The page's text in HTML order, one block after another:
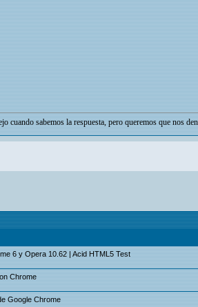
cuando sabemos la respuesta, pero queremos que nos
6 y Opera 10.62 | Acid HTML5 Test
Chrome
Google Chrome